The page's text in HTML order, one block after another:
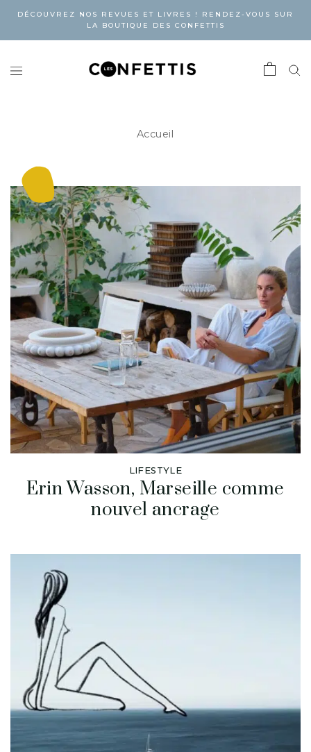
DÉCOUVREZ NOS REVUES ET LIVRES ! RENDEZ-VOUS SUR
LA BOUTIQUE DES CONFETTIS
Accueil
LIFESTYLE
Erin Wasson, Marseille comme
nouvel ancrage